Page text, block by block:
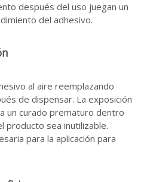
después del uso juegan un
del adhesivo.
al aire reemplazando
de dispensar. La exposición
un curado prematuro dentro
producto sea inutilizable.
para la aplicación para